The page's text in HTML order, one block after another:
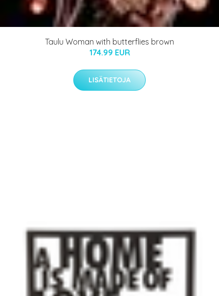
Taulu Woman with butterflies brown
174.99 EUR
LISÄTIETOJA